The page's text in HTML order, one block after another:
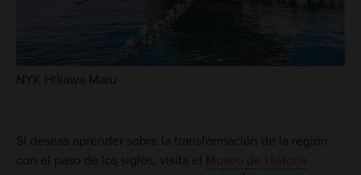
NYK Hikawa Maru
Si deseas aprender sobre la transformación de la región
con el paso de los siglos, visita el Museo de Historia